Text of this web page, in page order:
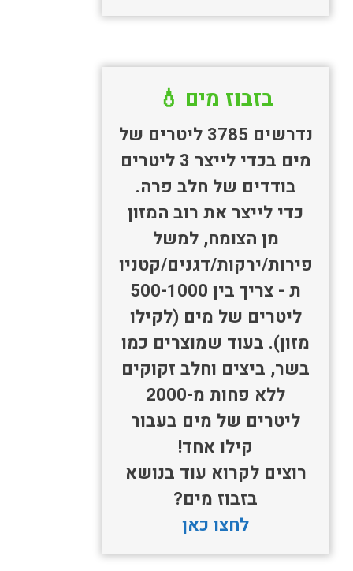
נדרשים 3785 ליטרים של
מים בכדי לייצר 3 ליטרים
בודדים של חלב פרה.
כדי לייצר את רוב המזון
מן הצומח, למשל
פירות/ירקות/דגנים/קטניו
ת - צריך בין 500-1000
ליטרים של מים (לקילו
מזון). בעוד שמוצרים כמו
בשר, ביצים וחלב זקוקים
ללא פחות מ-2000
ליטרים של מים בעבור
קילו אחד!
רוצים לקרוא עוד בנושא
בזבוז מים?
לחצו כאן
בזבוז מים 💧